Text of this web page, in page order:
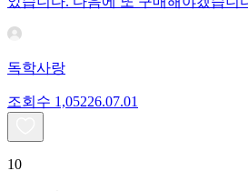
독학사랑
조회수 1,05226.07.01
10